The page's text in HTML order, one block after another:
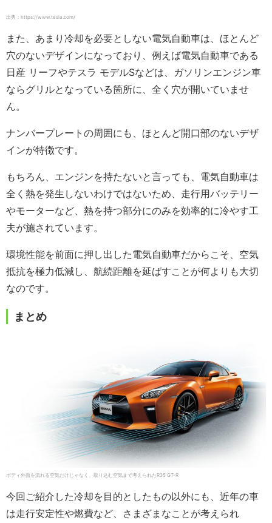
出典：https://www.tesla.com/
また、あまり冷却を必要としない電気自動車は、ほとんど
穴のないデザインになっており、例えば電気自動車である
日産 リーフやテスラ モデルSなどは、ガソリンエンジン車
ならグリルとなっている箇所に、全く穴が開いていませ
ん。
ナンバープレートの周囲にも、ほとんど開口部のないデザ
インが特徴です。
もちろん、エンジンを持たないと言っても、電気自動車は
全く熱を発生しないわけではないため、走行用バッテリー
やモーターなど、熱を持つ部分にのみを効率的に冷やす工
夫が施されています。
環境性能を前面に押し出した電気自動車だからこそ、空気
抵抗を極力低減し、航続距離を延ばすことが何よりも大切
なのです。
まとめ
ボディ外面を流れる空気だけじゃなく、取り込む空気まで考えられたR35 GT-R
今回ご紹介した冷却を目的としたもの以外にも、近年の車
は走行安定性や燃費など、さまざまなことが考えられ